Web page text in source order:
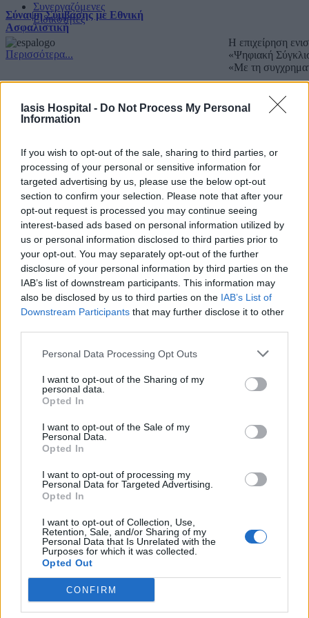
Iasis Hospital - Do Not Process My Personal
Information
If you wish to opt-out of the sale, sharing to third parties, or
processing of your personal or sensitive information for
targeted advertising by us, please use the below opt-out
section to confirm your selection. Please note that after your
opt-out request is processed you may continue seeing
interest-based ads based on personal information utilized by
us or personal information disclosed to third parties prior to
your opt-out. You may separately opt-out of the further
disclosure of your personal information by third parties on the
IAB’s list of downstream participants. This information may
also be disclosed by us to third parties on the IAB’s List of
Downstream Participants that may further disclose it to other
Personal Data Processing Opt Outs
I want to opt-out of the Sharing of my
personal data.
Opted In
I want to opt-out of the Sale of my
Personal Data.
Opted In
I want to opt-out of processing my
Personal Data for Targeted Advertising.
Opted In
I want to opt-out of Collection, Use,
Retention, Sale, and/or Sharing of my
Personal Data that Is Unrelated with the
Purposes for which it was collected.
Opted Out
CONFIRM
Σύναψη Σύμβασης με Εθνική
Ασφαλιστική
Περισσότερα...
Συνεργαζόμενες
Ειδικότητες
Η επιχείρηση
«Ψηφιακή
«Με τη